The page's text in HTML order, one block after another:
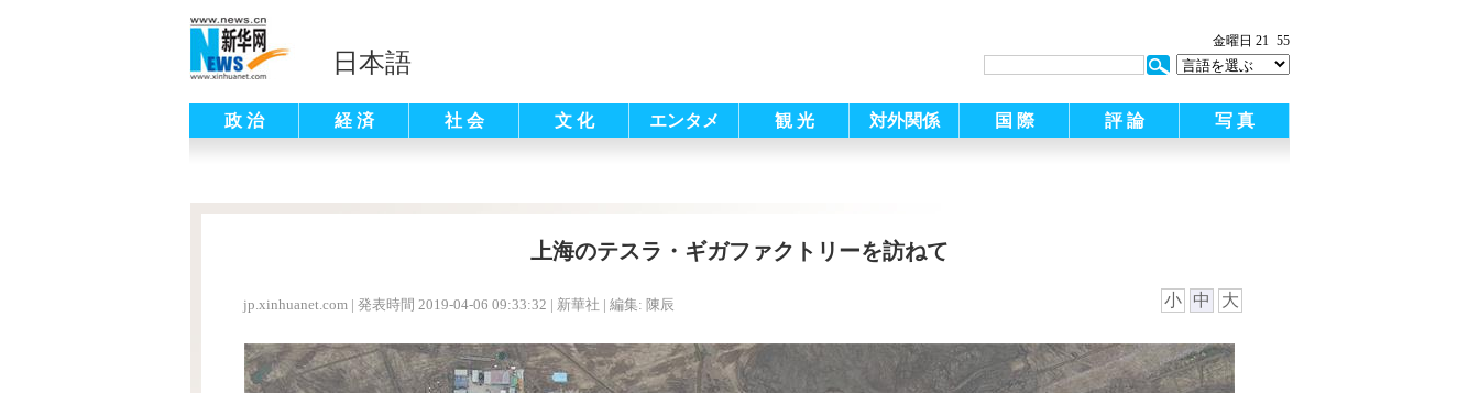
日本語
金曜日 21 55
政 治 経 済 社 会 文 化 エンタメ 観 光 対外関係 国 際 評 論 写 真
上海のテスラ・ギガファクトリーを訪ねて
jp.xinhuanet.com | 発表時間 2019-04-06 09:33:32 | 新華社 | 編集: 陳辰 小 中 大